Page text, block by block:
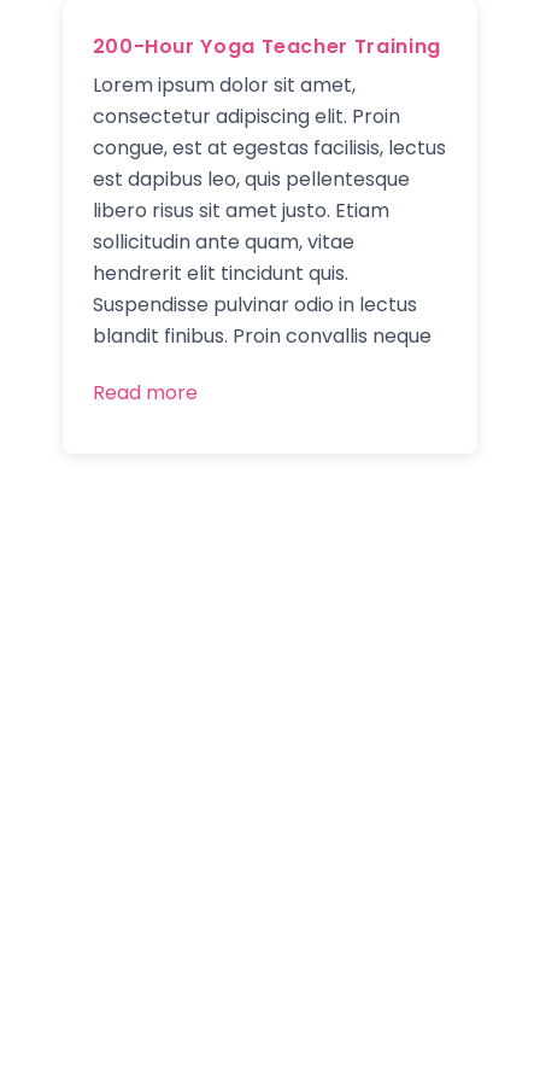
200-Hour Yoga Teacher Training
Lorem ipsum dolor sit amet,
consectetur adipiscing elit. Proin
congue, est at egestas facilisis, lectus
est dapibus leo, quis pellentesque
libero risus sit amet justo. Etiam
sollicitudin ante quam, vitae
hendrerit elit tincidunt quis.
Suspendisse pulvinar odio in lectus
blandit finibus. Proin convallis neque
Read more